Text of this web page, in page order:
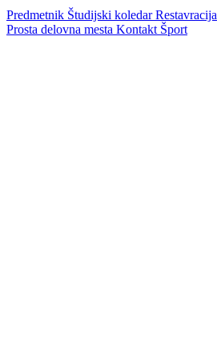
Predmetnik Študijski koledarRestavracija
Prosta delovna mesta Kontakt Šport